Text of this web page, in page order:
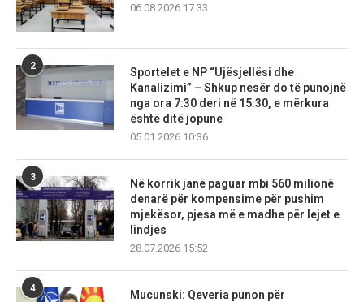
06.08.2026 17:33
2
Sportelet e NP “Ujësjellësi dhe
Kanalizimi” – Shkup nesër do të punojnë
nga ora 7:30 deri në 15:30, e mërkura
është ditë jopune
05.01.2026 10:36
3
Në korrik janë paguar mbi 560 milionë
denarë për kompensime për pushim
mjekësor, pjesa më e madhe për lejet e
lindjes
28.07.2026 15:52
4
Mucunski: Qeveria punon për